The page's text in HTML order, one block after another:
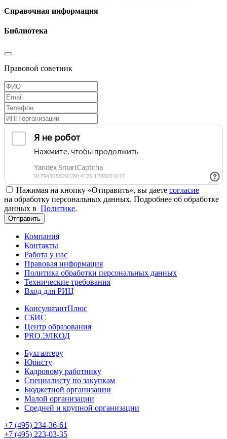
Справочная информация
Библиотека
Правовой советник
Нажимая на кнопку «Отправить», вы даете согласие
на обработку персональных данных. Подробнее об обработке
данных в Политике.
Отправить
Компания
Контакты
Работа у нас
Правовая информация
Политика обработки персональных данных
Технические требования
Вход для РИЦ
КонсультантПлюс
СБИС
Центр образования
PRO.ЭЛКОД
Бухгалтеру
Юристу
Кадровому работнику
Специалисту по закупкам
Бюджетной организации
Малой организации
Средней и крупной организации
+7 (495) 234-36-61
+7 (495) 223-03-35